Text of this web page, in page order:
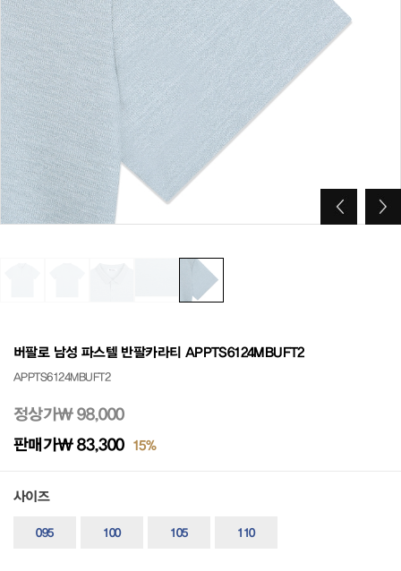
버팔로 남성 파스텔 반팔카라티 APPTS6124MBUFT2
APPTS6124MBUFT2
정상가₩ 98,000
판매가₩ 83,300 15%
사이즈
095 100 105 110